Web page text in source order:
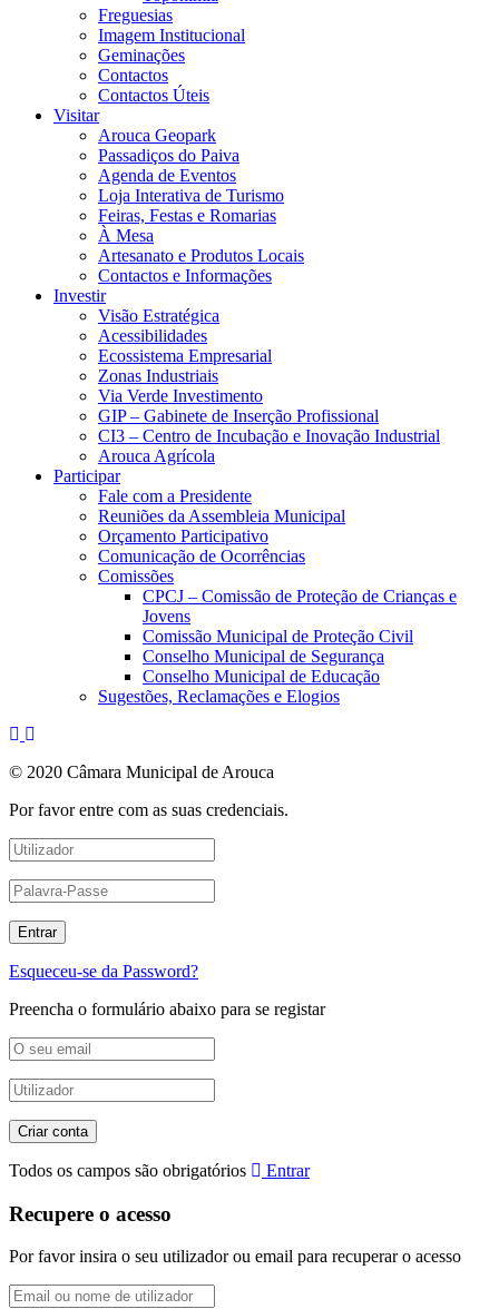
Freguesias
Imagem Institucional
Geminações
Contactos
Contactos Úteis
Visitar
Arouca Geopark
Passadiços do Paiva
Agenda de Eventos
Loja Interativa de Turismo
Feiras, Festas e Romarias
À Mesa
Artesanato e Produtos Locais
Contactos e Informações
Investir
Visão Estratégica
Acessibilidades
Ecossistema Empresarial
Zonas Industriais
Via Verde Investimento
GIP – Gabinete de Inserção Profissional
CI3 – Centro de Incubação e Inovação Industrial
Arouca Agrícola
Participar
Fale com a Presidente
Reuniões da Assembleia Municipal
Orçamento Participativo
Comunicação de Ocorrências
Comissões
CPCJ – Comissão de Proteção de Crianças e
Jovens
Comissão Municipal de Proteção Civil
Conselho Municipal de Segurança
Conselho Municipal de Educação
Sugestões, Reclamações e Elogios
© 2020 Câmara Municipal de Arouca
Por favor entre com as suas credenciais.
Esqueceu-se da Password?
Preencha o formulário abaixo para se registar
Todos os campos são obrigatórios Entrar
Recupere o acesso
Por favor insira o seu utilizador ou email para recuperar o acesso